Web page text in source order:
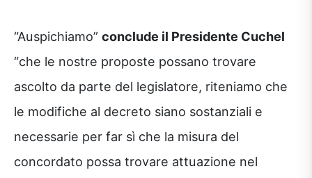
“Auspichiamo” conclude il Presidente Cuchel
“che le nostre proposte possano trovare
ascolto da parte del legislatore, riteniamo che
le modifiche al decreto siano sostanziali e
necessarie per far sì che la misura del
concordato possa trovare attuazione nel